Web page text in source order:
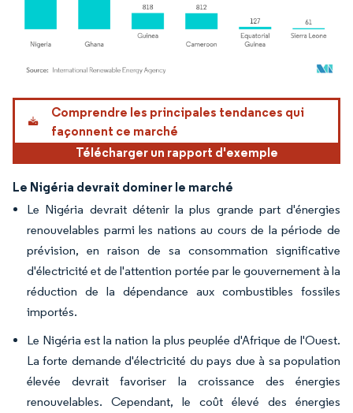
Image © Mordor Intelligence. La réutilisation nécessite une attribution sous CC BY
Comprendre les principales tendances qui
façonnent ce marché
Télécharger un rapport d'exemple
Le Nigéria devrait dominer le marché
Le Nigéria devrait détenir la plus grande part d'énergies
renouvelables parmi les nations au cours de la période de
prévision, en raison de sa consommation significative
d'électricité et de l'attention portée par le gouvernement à la
réduction de la dépendance aux combustibles fossiles
importés.
Le Nigéria est la nation la plus peuplée d'Afrique de l'Ouest.
La forte demande d'électricité du pays due à sa population
élevée devrait favoriser la croissance des énergies
renouvelables. Cependant, le coût élevé des énergies